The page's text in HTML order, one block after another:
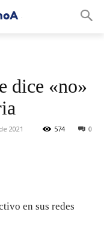
dice «no»
2021 0
574
en sus redes